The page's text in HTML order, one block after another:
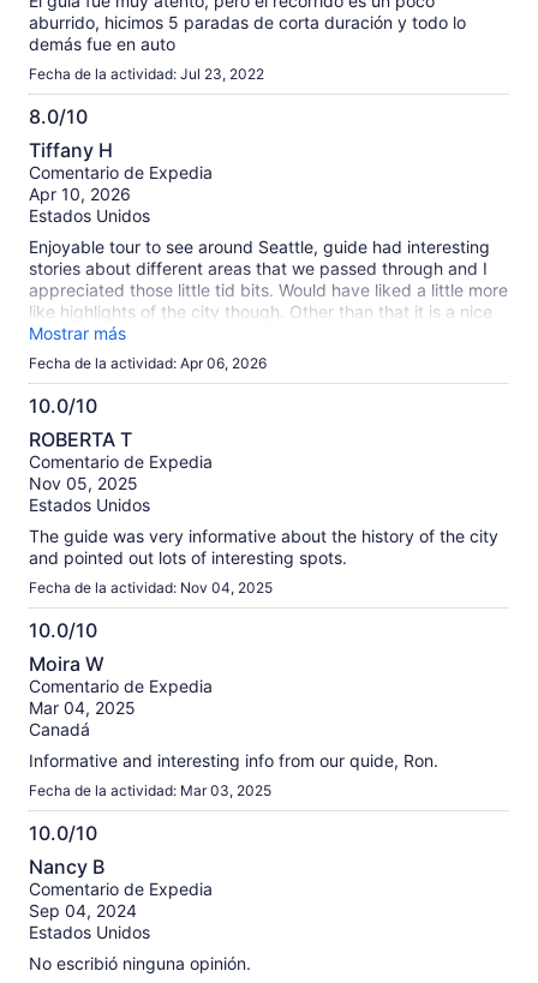
aburrido, hicimos 5 paradas de corta duración y todo lo
demás fue en auto
Fecha de la actividad: Jul 23, 2022
8.0/10
8.0
de
10
Tiffany H
Comentario de Expedia
Apr 10, 2026
Estados Unidos
Enjoyable tour to see around Seattle, guide had interesting
stories about different areas that we passed through and I
appreciated those little tid bits. Would have liked a little more
like highlights of the city though. Other than that it is a nice
little drive around the city to see parts you might not see.
Mostrar más
Fecha de la actividad: Apr 06, 2026
10.0/10
10.0
de
10
ROBERTA T
Comentario de Expedia
Nov 05, 2025
Estados Unidos
The guide was very informative about the history of the city
and pointed out lots of interesting spots.
Fecha de la actividad: Nov 04, 2025
10.0/10
10.0
de
10
Moira W
Comentario de Expedia
Mar 04, 2025
Canadá
Informative and interesting info from our quide, Ron.
Fecha de la actividad: Mar 03, 2025
10.0/10
10.0
de
10
Nancy B
Comentario de Expedia
Sep 04, 2024
Estados Unidos
No escribió ninguna opinión.